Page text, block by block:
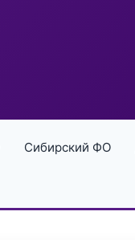
Сибирский ФО